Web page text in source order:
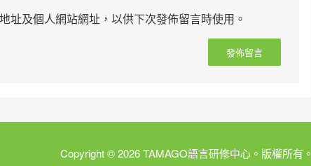
址及個人網站網址，以供下次發佈留言時使用。
Copyright © 2026 TAMAGO語言研修中心。版權所有。